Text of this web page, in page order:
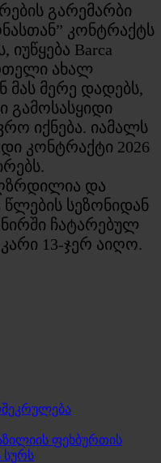
გარემარბი
კონტრაქტს
Barca
ახალ
მერე დადებს,
გამოსასყიდი
იქნება. იამალს
კონტრაქტი 2026
და
წლების სეზონიდან
ჩატარებულ
13-ჯერ აიღო.
ფეხბურთის
სურს